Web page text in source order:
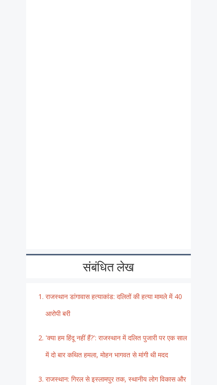
संबंधित लेख
राजस्थान डांगावास हत्याकांड: दलितों की हत्या मामले में 40
आरोपी बरी
'क्या हम हिंदू नहीं हैं?': राजस्थान में दलित पुजारी पर एक साल
में दो बार कथित हमला, मोहन भागवत से मांगी थी मदद
राजस्थान: गिरल से इस्लामपुर तक, स्थानीय लोग विकास और